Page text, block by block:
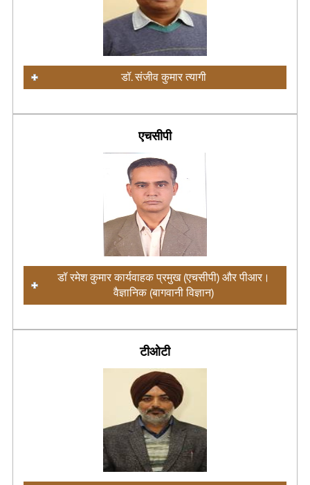
डॉ. संजीव कुमार त्यागी
एचसीपी
डॉ रमेश कुमार कार्यवाहक प्रमुख (एचसीपी) और पीआर।
वैज्ञानिक (बागवानी विज्ञान)
टीओटी